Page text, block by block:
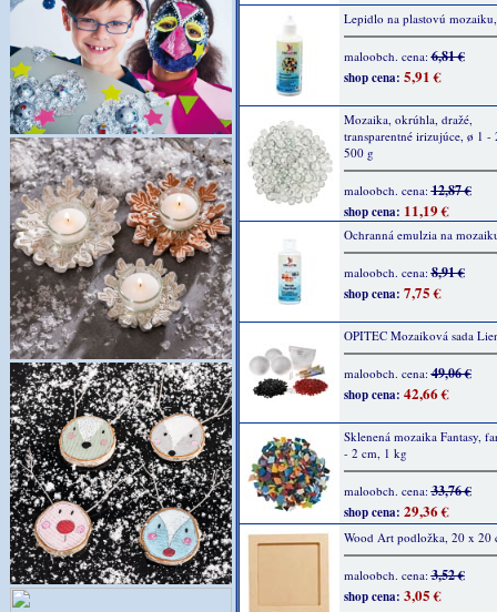
Lepidlo na plastovú
maloobch. cena:6,81 €
shop cena: 5,91 €
Mozaika, okrúhla, dražé,
transparentné irizujúce, ø 1 -
500 g
maloobch. cena:12,87 €
shop cena: 11,19 €
Ochranná emulzia na
maloobch. cena:8,91 €
shop cena: 7,75 €
OPITEC Mozaiková sada
maloobch. cena:49,06 €
shop cena: 42,66 €
Sklenená mozaika Fantasy,
- 2 cm, 1 kg
maloobch. cena:33,76 €
shop cena: 29,36 €
Wood Art podložka, 20 x 20
maloobch. cena:3,52 €
shop cena: 3,05 €